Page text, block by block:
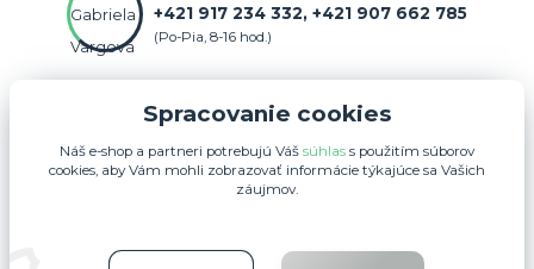
+421 917 234 332, +421 907 662 785
(Po-Pia, 8-16 hod.)
Upravit sběr cookies.
Spracovanie cookies
Náš e-shop a partneri potrebujú Váš súhlas s použitím súborov
cookies, aby Vám mohli zobrazovať informácie týkajúce sa Vašich
záujmov.